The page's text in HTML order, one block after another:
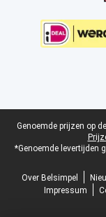
Juridische
Genoemde prijzen op
*Genoemde levertijden
Over Belsimpel
Impressum